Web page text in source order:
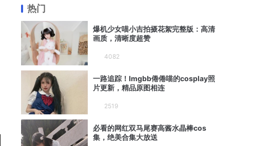
热门
爆机少女喵小吉拍摄花絮完整版：高清
画质，清晰度超赞
4082
一路追踪！Imgbb倦倦喵的cosplay照
片更新，精品原图相连
2519
必看的网红双马尾赛高酱水晶棒cos
集，绝美合集大放送